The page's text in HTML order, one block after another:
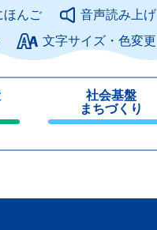
ージの本文へ
ほんご
音声読み上げ
文字サイズ・色変更
社会基盤
まちづくり
じ